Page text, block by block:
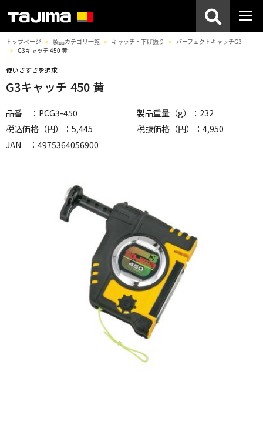
トップページ 製品カテゴリ一覧 キャッチ・下げ振り
パーフェクトキャッチG3
G3キャッチ 450 黄
使いさすさを追求
G3キャッチ 450 黄
品番 ：PCG3-450
製品重量（g）：232
税込価格（円）：5,445
税抜価格（円）：4,950
JAN ：4975364056900